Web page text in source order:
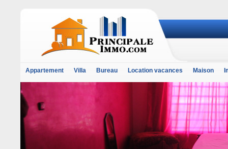
Appartement Villa Bureau Location vacances Maison